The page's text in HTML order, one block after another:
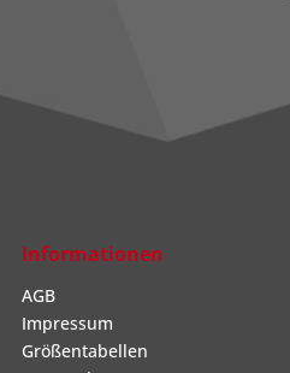
Informationen
AGB
Impressum
Größentabellen